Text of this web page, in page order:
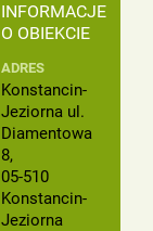
INFORMACJE
O OBIEKCIE
ADRES
Konstancin-
Jeziorna ul.
Diamentowa
8,
05-510
Konstancin-
Jeziorna